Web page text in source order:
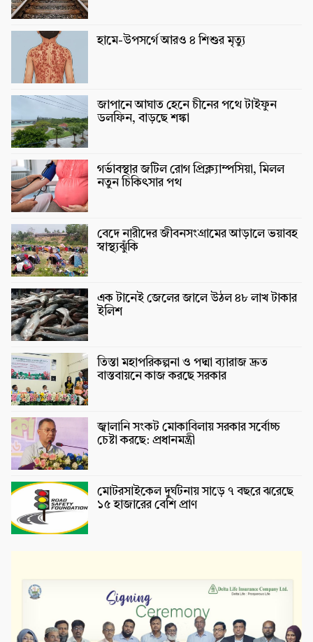
হামে-উপসর্গে আরও ৪ শিশুর মৃত্যু
জাপানে আঘাত হেনে চীনের পথে টাইফুন
ডলফিন, বাড়ছে শঙ্কা
গর্ভাবস্থার জটিল রোগ প্রিক্ল্যাম্পসিয়া, মিলল
নতুন চিকিৎসার পথ
বেদে নারীদের জীবনসংগ্রামের আড়ালে ভয়াবহ
স্বাস্থ্যঝুঁকি
এক টানেই জেলের জালে উঠল ৪৮ লাখ টাকার
ইলিশ
তিস্তা মহাপরিকল্পনা ও পদ্মা ব্যারাজ দ্রুত
বাস্তবায়নে কাজ করছে সরকার
জ্বালানি সংকট মোকাবিলায় সরকার সর্বোচ্চ
চেষ্টা করছে: প্রধানমন্ত্রী
মোটরসাইকেল দুর্ঘটনায় সাড়ে ৭ বছরে ঝরেছে
১৫ হাজারের বেশি প্রাণ